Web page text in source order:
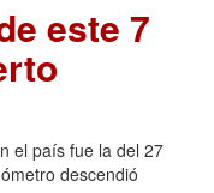
este 7
el país fue la del 27
descendió